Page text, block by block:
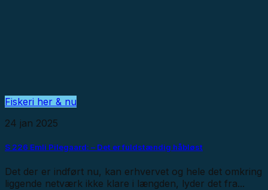
Fiskeri her & nu
24 jan 2025
S 226 Emli Pilegaard: – Det er fuldstændig håbløst
Det der er indført nu, kan erhvervet og hele det omkring
liggende netværk ikke klare i længden, lyder det fra...